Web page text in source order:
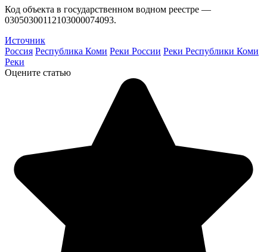
Код объекта в государственном водном реестре —
03050300112103000074093.
Источник
Россия Республика Коми Реки России Реки Республики Коми
Реки
Оцените статью